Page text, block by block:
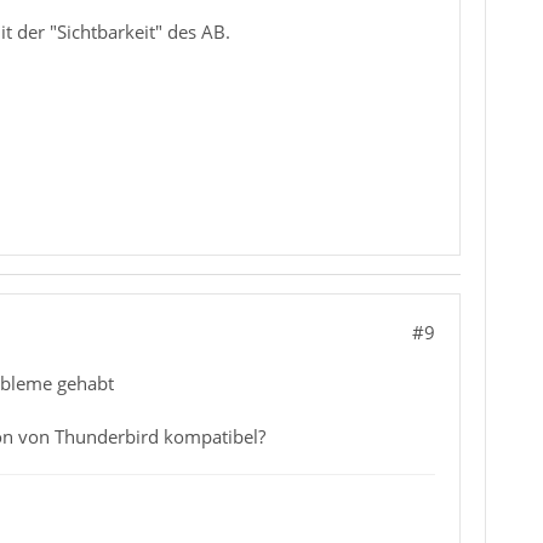
der "Sichtbarkeit" des AB.
#9
gehabt
von Thunderbird kompatibel?